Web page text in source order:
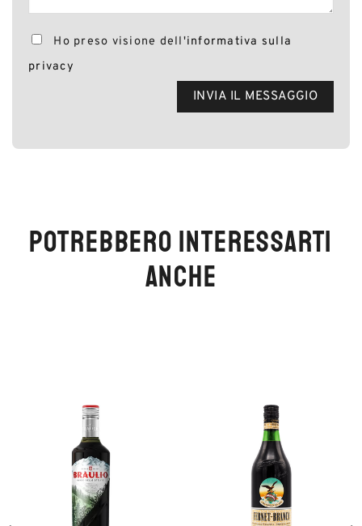
Ho preso visione dell'informativa sulla
privacy
POTREBBERO INTERESSARTI
ANCHE